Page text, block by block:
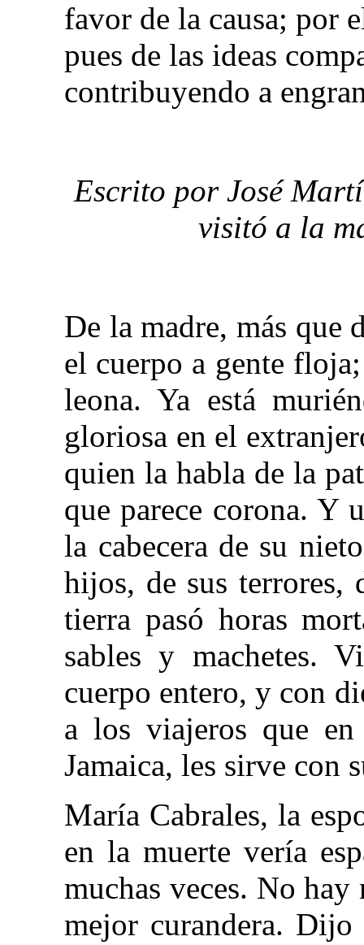
favor de la causa; por
pues de las ideas
contribuyendo a
Escrito por José
visitó a la
De la madre, más que
el cuerpo a gente
leona. Ya está
gloriosa en el
quien la habla de la
que parece corona. Y
la cabecera de su
hijos, de sus terrores,
tierra pasó horas
sables y machetes.
cuerpo entero, y con
a los viajeros que
Jamaica, les sirve con
María Cabrales, la
en la muerte vería
muchas veces. No
mejor curandera. Dijo